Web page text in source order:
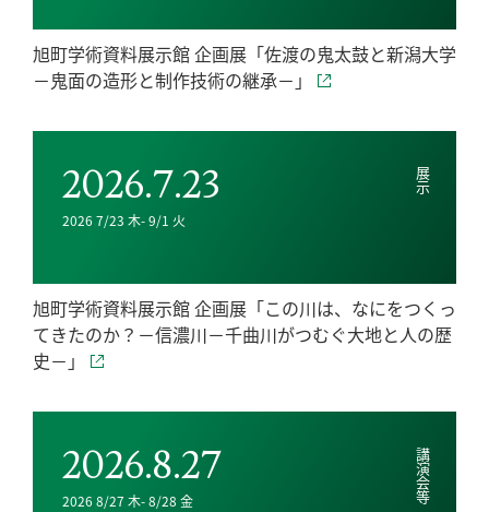
旭町学術資料展示館 企画展「佐渡の鬼太鼓と新潟大学
－鬼面の造形と制作技術の継承－」
2026.7.23
2026 7/23 木- 9/1 火
展示
旭町学術資料展示館 企画展「この川は、なにをつくっ
てきたのか？－信濃川－千曲川がつむぐ大地と人の歴
史－」
2026.8.27
2026 8/27 木- 8/28 金 講演会等